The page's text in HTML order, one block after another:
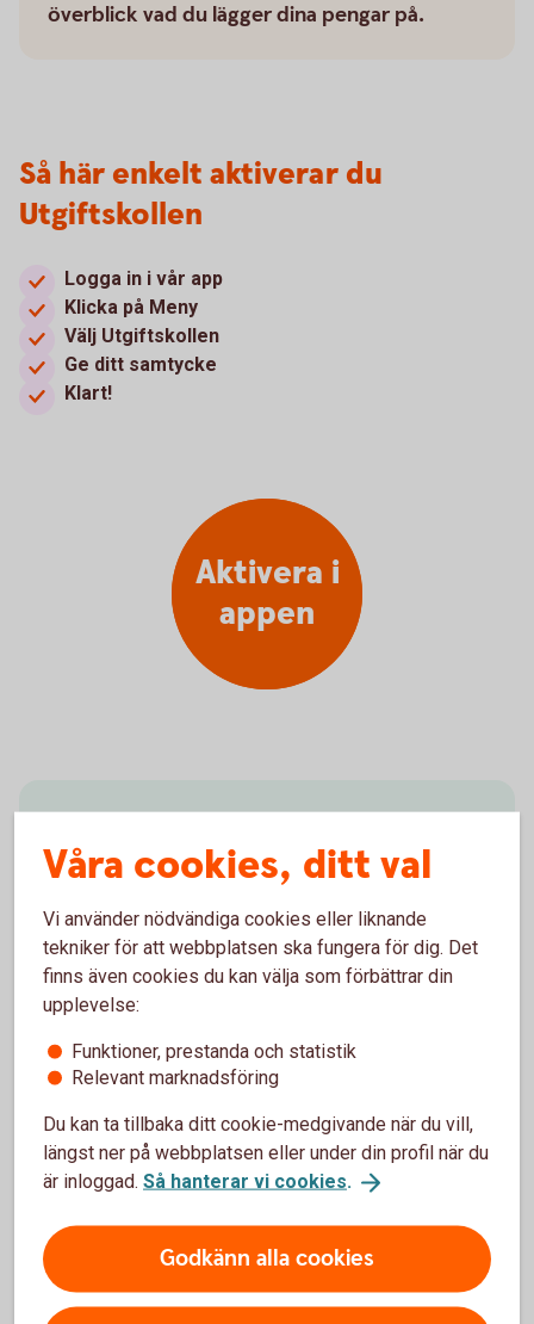
överblick vad du lägger dina pengar på.
Så här enkelt aktiverar du
Utgiftskollen
Logga in i vår app
Klicka på Meny
Välj Utgiftskollen
Ge ditt samtycke
Klart!
Aktivera i
appen
Har du inte appen? Ladda ner den till din mobil här:
Ladda ner vår app från GooglePlay
Ladda ner vår app från AppStore
Öppettider telefon
Öppet dygnet runt. Vi svarar på dina frågor om
Ring 0771-97 75 12
Våra cookies, ditt val
Vi använder nödvändiga cookies eller liknande
tekniker för att webbplatsen ska fungera för dig. Det
finns även cookies du kan välja som förbättrar din
upplevelse:
Funktioner, prestanda och statistik
Relevant marknadsföring
Du kan ta tillbaka ditt cookie-medgivande när du vill,
längst ner på webbplatsen eller under din profil när du
är inloggad. Så hanterar vi cookies.
Godkänn alla cookies